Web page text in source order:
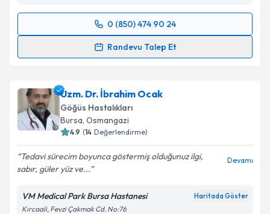
Kişisel verilerimin işlenmesine ilişkinAydınlatma
'ni okudum ve kişisel verilerimin belirtilen
kapsamda işlenmesini kabul ediyorum.
0 (850) 474 90 24
Randevu Talep Et
Randevu Takvimi Talebi
takvim hazırlandığında e-posta ile bilgilendireceğiz.
E-posta Adresiniz
Kişisel verilerimin işlenmesine ilişkin
kapsamda işlenmesini kabul ediyorum.
Uzm. Dr. İbrahim Ocak
Göğüs Hastalıkları
Bursa, Osmangazi
4.9 (14 Değerlendirme)
Tedavi sürecim boyunca göstermiş olduğunuz ilgi,
sabır, güler yüz ve...
Devamı
VM Medical Park Bursa Hastanesi Haritada Göster
Kırcaali, Fevzi Çakmak Cd. No:76